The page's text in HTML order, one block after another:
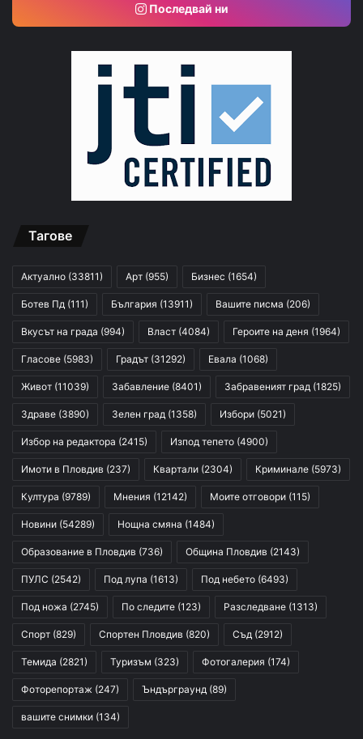
Последвай ни
Тагове
Актуално (33811) Арт (955) Бизнес (1654)
Ботев Пд (111) България (13911) Вашите писма (206)
Вкусът на града (994) Власт (4084) Героите на деня (1964)
Гласове (5983) Градът (31292) Евала (1068)
Живот (11039) Забавление (8401) Забравеният град (1825)
Здраве (3890) Зелен град (1358) Избори (5021)
Избор на редактора (2415) Изпод тепето (4900)
Имоти в Пловдив (237) Квартали (2304) Криминале (5973)
Култура (9789) Мнения (12142) Моите отговори (115)
Новини (54289) Нощна смяна (1484)
Образование в Пловдив (736) Община Пловдив (2143)
ПУЛС (2542) Под лупа (1613) Под небето (6493)
Под ножа (2745) По следите (123) Разследване (1313)
Спорт (829) Спортен Пловдив (820) Съд (2912)
Темида (2821) Туризъм (323) Фотогалерия (174)
Фоторепортаж (247) Ъндърграунд (89)
вашите снимки (134)